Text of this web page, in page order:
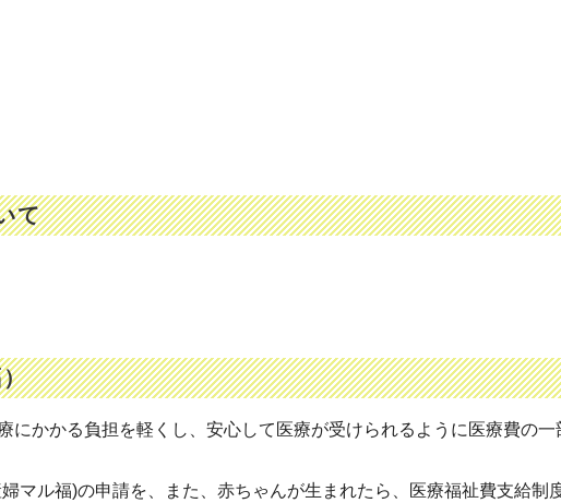
て
にかかる負担を軽くし、安心して医療が受けられるように医療費の一
マル福)の申請を、また、赤ちゃんが生まれたら、医療福祉費支給制